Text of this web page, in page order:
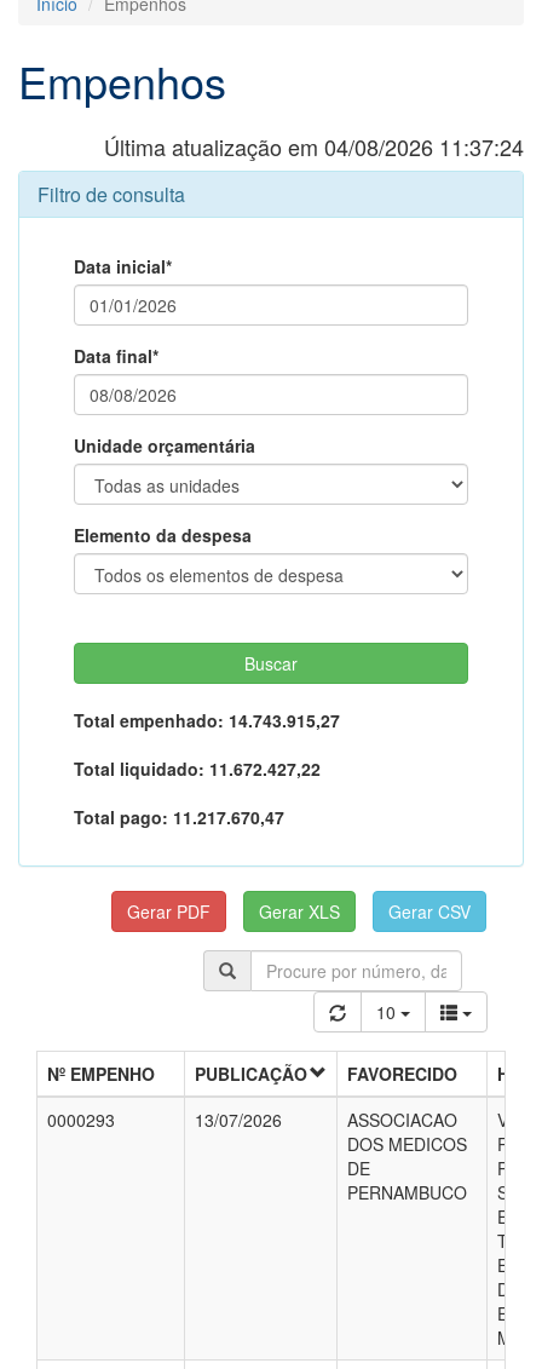
Empenhos
Última atualização em 04/08/2026 11:37:24
Filtro de consulta
Data inicial*
Data final*
Unidade orçamentária
Elemento da despesa
Total empenhado: 14.743.915,27
Total liquidado: 11.672.427,22
Total pago: 11.217.670,47
10
Nº EMPENHO PUBLICAÇÃO FAVORECIDO
0000293
13/07/2026
ASSOCIACAO
DOS MEDICOS
DE
PERNAMBUCO
DA
MAC.